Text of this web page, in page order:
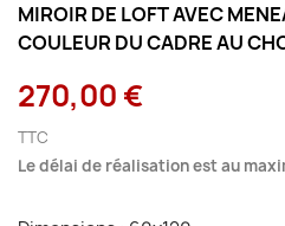
MIROIR DE LOFT AVEC
COULEUR DU CADRE AU
270,00 €
TTC
Le délai de réalisation est au